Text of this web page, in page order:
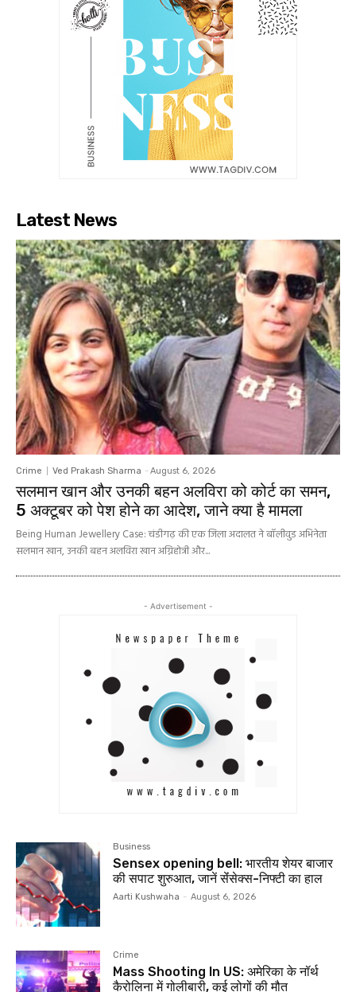
Latest News
Crime Ved Prakash Sharma - August 6, 2026
सलमान खान और उनकी बहन अलविरा को कोर्ट का समन,
5 अक्टूबर को पेश होने का आदेश, जाने क्या है मामला
Being Human Jewellery Case: चंडीगढ़ की एक जिला अदालत ने बॉलीवुड अभिनेता
सलमान खान, उनकी बहन अलविरा खान अग्निहोत्री और...
- Advertisement -
Business
Sensex opening bell: भारतीय शेयर बाजार
की सपाट शुरुआत, जानें सेंंसेक्स-निफ्टी का हाल
Aarti Kushwaha - August 6, 2026
Crime
Mass Shooting In US: अमेरिका के नॉर्थ
कैरोलिना में गोलीबारी, कई लोगों की मौत